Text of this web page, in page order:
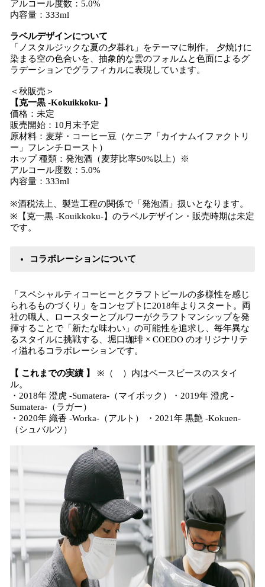
アルコール度数：5.0%
内容量：333ml
ラベルデザインについて
「ノスタルジックな夏の夕暮れ」をテーマに制作。 夕焼けに
染まる空の色合いを、抽象的な雲のフォルムと色面によるグ
ラデーションでグラフィカルに表現しています。
＜秋販売＞
【克一黒 -Kokuikkoku- 】
価格：未定
販売開始：10月末予定
原材料：麦芽・コーヒー豆（ケニア「カイナムイファクトリ
ー」フレンチロースト）
ホップ 種類：発泡酒（麦芽比率50%以上）※
アルコール度数：5.0%
内容量：333ml
※酒税法上、製造工程の関係で「発泡酒」扱いとなります。
※【克一黒 -Kouikkoku-】のラベルデザイン・販売時期は未定
です。
コラボレーションについて
「スペシャルティコーヒーとクラフトビールの多様性を感じ
られるものづくり」をコンセプトに2018年よりスタート。両
社の職人、ロースターとブルワーがクラフトマンシップを発
揮することで「新たな味わい」の可能性を追求し、毎年異な
るスタイルに挑戦する、堀口珈琲 × COEDO のオリジナリテ
ィ溢れるコラボレーションです。
【 これまでの実績 】
※（ ）内はベースビースのスタイ
ル。
・2018年 澄虎 -Sumatera-（マイボック）・2019年 澄虎 -
Sumatera-（ラガー）
・2020年 織香 -Worka-（アルト） ・2021年 黒艶 -Kokuen-
（シュバルツ）